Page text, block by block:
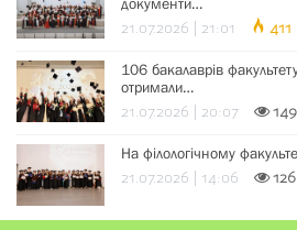
21.07.2026 | 21:01 411
106 бакалаврів
отримали…
21.07.2026 | 20:07 149
На філологічному
21.07.2026 | 14:06 126